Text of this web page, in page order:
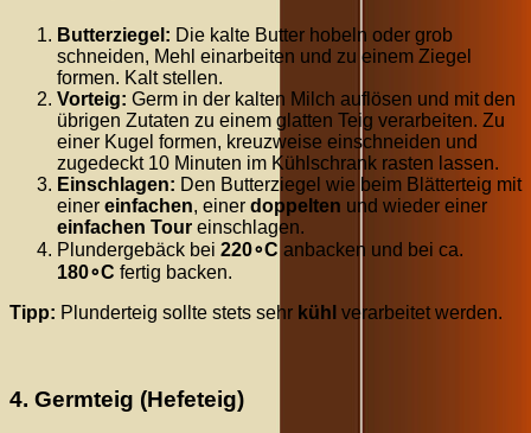
Butterziegel: Die kalte Butter hobeln oder grob
schneiden, Mehl einarbeiten und zu einem Ziegel
formen. Kalt stellen.
Vorteig: Germ in der kalten Milch auflösen und mit den
übrigen Zutaten zu einem glatten Teig verarbeiten. Zu
einer Kugel formen, kreuzweise einschneiden und
zugedeckt 10 Minuten im Kühlschrank rasten lassen.
Einschlagen: Den Butterziegel wie beim Blätterteig mit
einer einfachen, einer doppelten und wieder einer
einfachen Tour einschlagen.
Plundergebäck bei 220∘C anbacken und bei ca.
180∘C fertig backen.
Tipp: Plunderteig sollte stets sehr kühl verarbeitet werden.
4. Germteig (Hefeteig)